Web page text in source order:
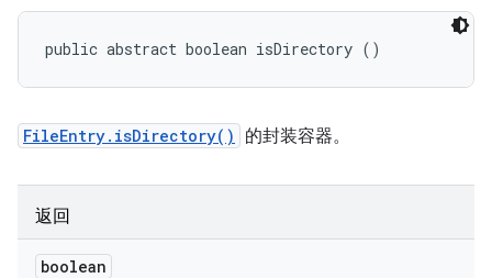
public abstract boolean isDirectory ()
FileEntry.isDirectory() 的封装容器。
返回
boolean